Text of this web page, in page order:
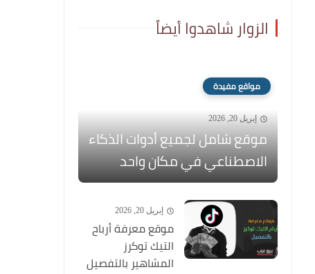
الزوار شاهدوا أيضاً
مواقع مفيدة
إبريل 20, 2026
موقع شامل لجميع أدوات الذكاء
الاصطناعي في مكان واحد
إبريل 20, 2026
موقع معرفة أرباح
التيك توكرز
المشاهير بالتفصيل